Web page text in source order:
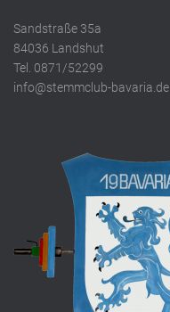
Sandstraße 35a
84036 Landshut
Tel. 0871/52299
info@stemmclub-bavaria.de